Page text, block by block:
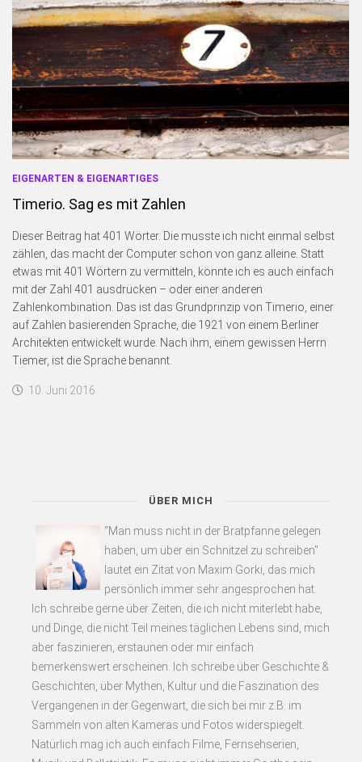
EIGENARTEN & EIGENARTIGES
Timerio. Sag es mit Zahlen
Dieser Beitrag hat 401 Wörter. Die musste ich nicht einmal selbst
zählen, das macht der Computer schon von ganz alleine. Statt
etwas mit 401 Wörtern zu vermitteln, könnte ich es auch einfach
mit der Zahl 401 ausdrücken – oder einer anderen
Zahlenkombination. Das ist das Grundprinzip von Timerio, einer
auf Zahlen basierenden Sprache, die 1921 von einem Berliner
Architekten entwickelt wurde. Nach ihm, einem gewissen Herrn
Tiemer, ist die Sprache benannt.
10. Juni 2016
ÜBER MICH
"Man muss nicht in der Bratpfanne gelegen
haben, um über ein Schnitzel zu schreiben"
lautet ein Zitat von Maxim Gorki, das mich
persönlich immer sehr angesprochen hat.
Ich schreibe gerne über Zeiten, die ich nicht miterlebt habe,
und Dinge, die nicht Teil meines täglichen Lebens sind, mich
aber faszinieren, erstaunen oder mir einfach
bemerkenswert erscheinen. Ich schreibe über Geschichte &
Geschichten, über Mythen, Kultur und die Faszination des
Vergangenen in der Gegenwart, die sich bei mir z.B. im
Sammeln von alten Kameras und Fotos widerspiegelt.
Natürlich mag ich auch einfach Filme, Fernsehserien,